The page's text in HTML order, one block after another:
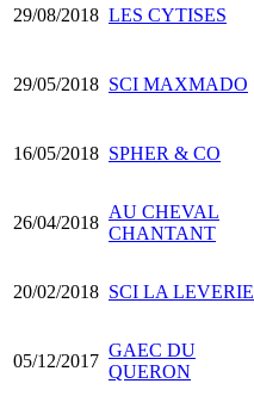
29/08/2018 LES CYTISES
29/05/2018 SCI MAXMADO
16/05/2018 SPHER & CO
26/04/2018
AU CHEVAL
CHANTANT
20/02/2018 SCI LA LEVERIE
05/12/2017
GAEC DU
QUERON